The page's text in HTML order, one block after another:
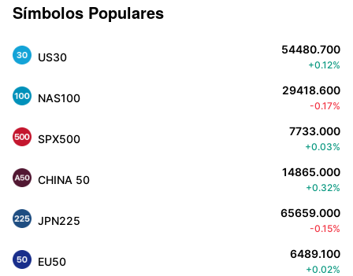
Símbolos Populares
US30
54480.700
+0.12%
NAS100
29418.600
-0.17%
SPX500
7733.000
+0.03%
CHINA 50
14865.000
+0.32%
JPN225
65659.000
-0.15%
EU50
6489.100
+0.02%